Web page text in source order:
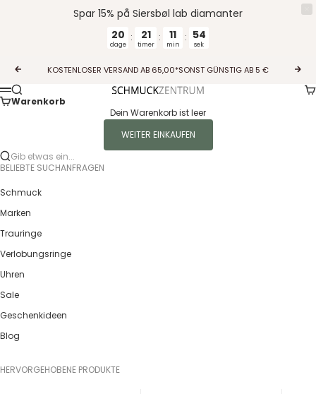
Zurück
KOSTENLOSER VERSAND AB 65,00*SONST GÜNSTIG AB 5 €
Vor
Guldcenter
Menü
Suche
Warenkorb
Dein Warenkorb ist leer
WEITER EINKAUFEN
Gib etwas ein...
BELIEBTE SUCHANFRAGEN
Schmuck
Marken
Trauringe
Verlobungsringe
Uhren
Sale
Geschenkideen
Blog
HERVORGEHOBENE PRODUKTE
Spar 15% på Siersbøl lab diamanter
20
dage
: 21
timer
: 11
min
: 54
sek